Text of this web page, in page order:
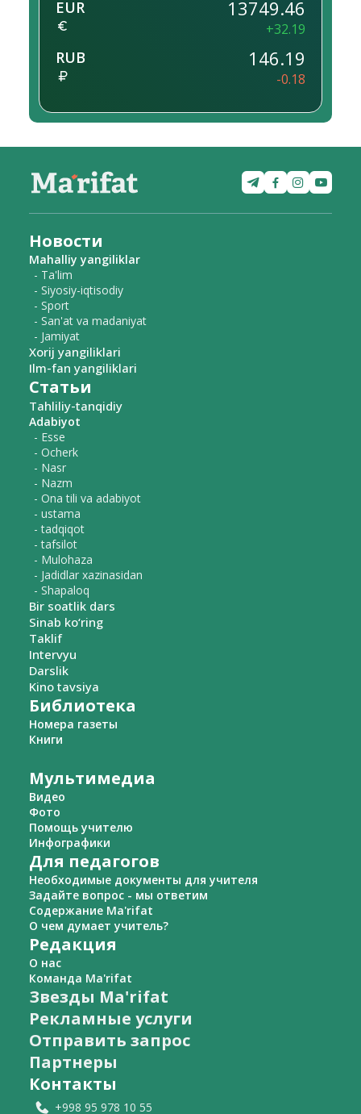
EUR 13749.46
+32.19
RUB 146.19
-0.18
Новости
Mahalliy yangiliklar
- Ta'lim
- Siyosiy-iqtisodiy
- Sport
- San'at va madaniyat
- Jamiyat
Xorij yangiliklari
Ilm-fan yangiliklari
Статьи
Tahliliy-tanqidiy
Adabiyot
- Esse
- Ocherk
- Nasr
- Nazm
- Ona tili va adabiyot
- ustama
- tadqiqot
- tafsilot
- Mulohaza
- Jadidlar xazinasidan
- Shapaloq
Bir soatlik dars
Sinab ko‘ring
Taklif
Intervyu
Darslik
Kino tavsiya
Библиотека
Номера газеты
Книги
Мультимедиа
Видео
Фото
Помощь учителю
Инфографики
Для педагогов
Необходимые документы для учителя
Задайте вопрос - мы ответим
Содержание Ma'rifat
О чем думает учитель?
Редакция
О нас
Команда Ma'rifat
Звезды Ma'rifat
Рекламные услуги
Отправить запрос
Партнеры
Контакты
+998 95 978 10 55